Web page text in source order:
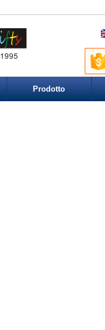
Prodotto